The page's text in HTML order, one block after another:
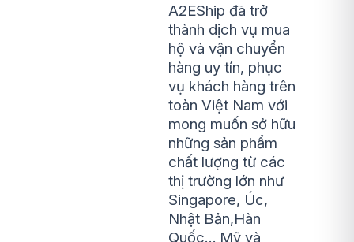
A2EShip đã trở
thành dịch vụ mua
hộ và vận chuyển
hàng uy tín, phục
vụ khách hàng trên
toàn Việt Nam với
mong muốn sở hữu
những sản phẩm
chất lượng từ các
thị trường lớn như
Singapore, Úc,
Nhật Bản,Hàn
Quốc… Mỹ và